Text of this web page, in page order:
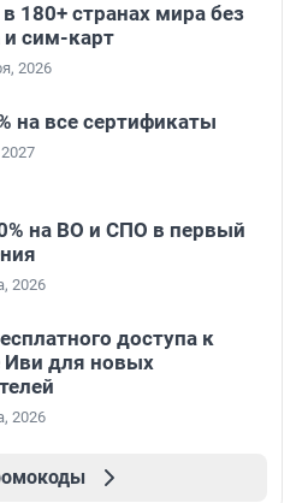
180+ странах мира без
и сим-карт
2026
на все сертификаты
на ВО и СПО в первый
2026
доступа к
Иви для новых
2026